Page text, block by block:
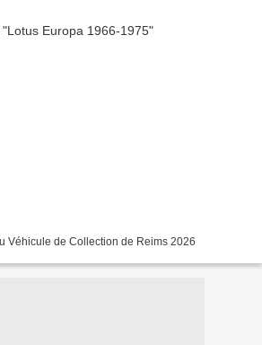
Véhicule de Collection de Reims 2026